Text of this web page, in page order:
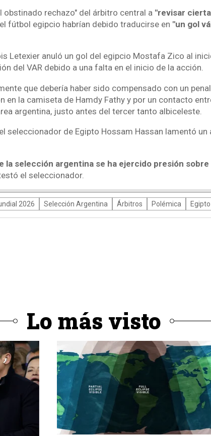
obstinado rechazo" del árbitro central a "revisar
fútbol egipcio habrían debido traducirse en "un gol
Letexier anuló un gol del egipcio Mostafa Zico al
del VAR debido a una falta en el inicio de la acción.
que debería haber sido compensado con un
en la camiseta de Hamdy Fathy y por un contacto
argentina, justo antes del tercer tanto albiceleste.
seleccionador de Egipto Hossam Hassan lamentó un
la selección argentina se ha ejercido presión
el seleccionador.
2026 Selección Argentina Árbitros Polémica Egipto
Lo más visto